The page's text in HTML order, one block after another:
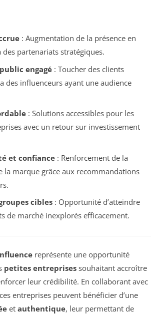
: Augmentation de la présence en
des partenariats stratégiques.
engagé: Toucher des clients
des influenceurs ayant une audience
: Solutions accessibles pour les
avec un retour sur investissement
et confiance: Renforcement de la
la marque grâce aux recommandations
cibles: Opportunité d’atteindre
de marché inexplorés efficacement.
représente une opportunité
petites entreprises souhaitant accroître
leur crédibilité. En collaborant avec
entreprises peuvent bénéficier d’une
et authentique, leur permettant de